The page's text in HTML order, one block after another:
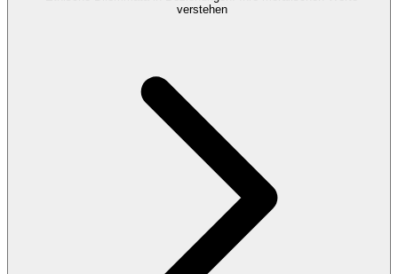
verstehen